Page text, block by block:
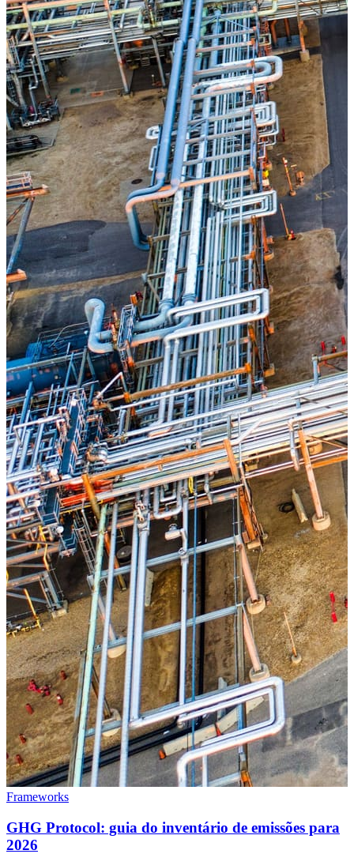
Frameworks
GHG Protocol: guia do inventário de emissões para
2026